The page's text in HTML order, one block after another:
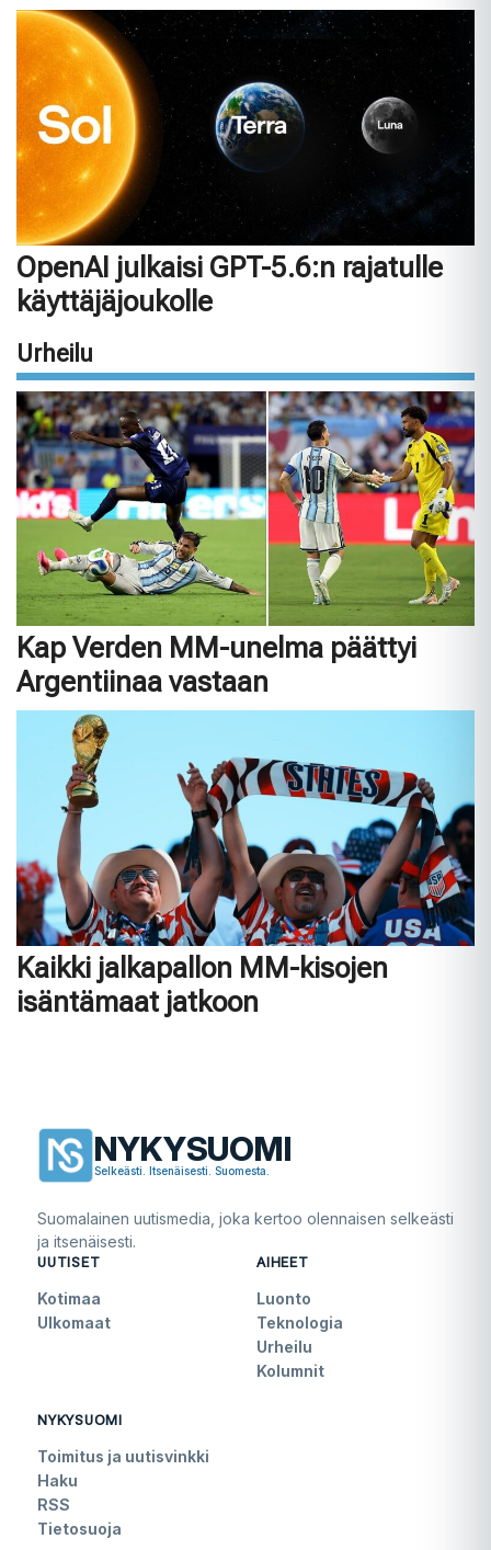
OpenAI julkaisi GPT-5.6:n rajatulle
käyttäjäjoukolle
Urheilu
Kap Verden MM-unelma päättyi
Argentiinaa vastaan
Kaikki jalkapallon MM-kisojen
isäntämaat jatkoon
NYKYSUOMI
Selkeästi. Itsenäisesti. Suomesta.
Suomalainen uutismedia, joka kertoo olennaisen selkeästi
ja itsenäisesti.
UUTISET
Kotimaa
Ulkomaat
AIHEET
Luonto
Teknologia
Urheilu
Kolumnit
NYKYSUOMI
Toimitus ja uutisvinkki
Haku
RSS
Tietosuoja